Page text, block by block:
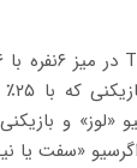
«سفت یا